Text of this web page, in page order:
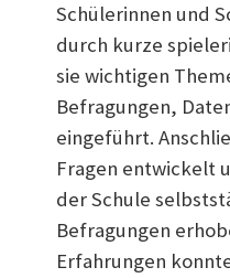
Schülerinnen und
durch kurze
sie wichtigen
Befragungen,
eingeführt.
Fragen entwickelt
der Schule
Befragungen
Erfahrungen